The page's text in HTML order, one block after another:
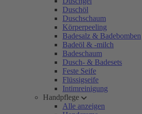
Duschöl
Duschschaum
Körperpeeling
Badesalz & Badebomben
Badeöl & -milch
Badeschaum
Dusch- & Badesets
Feste Seife
Flüssigseife
Intimreinigung
Handpflege
Alle anzeigen